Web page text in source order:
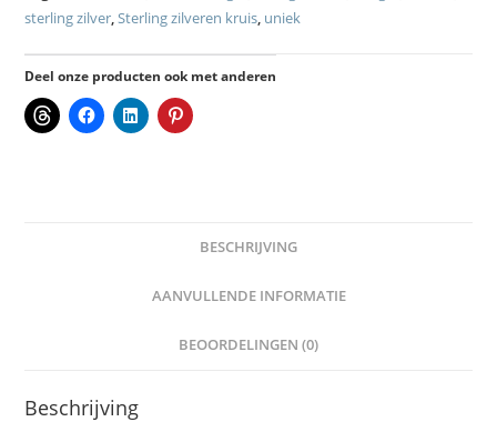
sterling zilver Sterling zilveren kruis uniek
Deel onze producten ook met anderen
BESCHRIJVING
AANVULLENDE INFORMATIE
BEOORDELINGEN (0)
Beschrijving